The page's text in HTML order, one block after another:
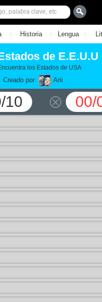
| Historia | Lengua |
de E.E.U.U
los Estados de USA
Creado por: Arii
10 00/